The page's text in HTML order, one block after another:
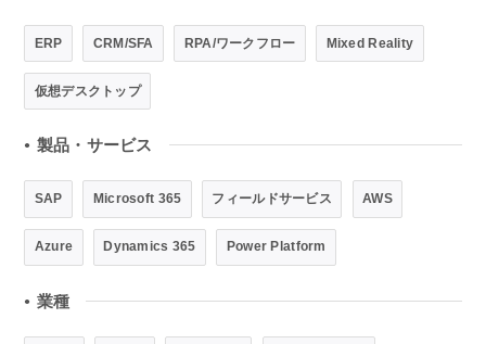
ERP CRM/SFA RPA/ワークフロー Mixed Reality
仮想デスクトップ
● 製品・サービス
SAP Microsoft 365 フィールドサービス AWS
Azure Dynamics 365 Power Platform
● 業種